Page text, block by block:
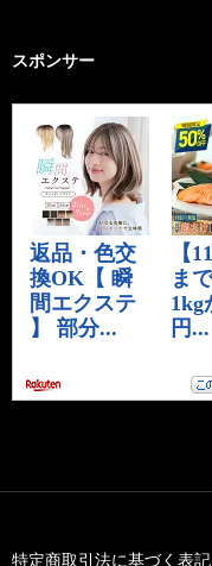
スポンサー
特定商取引法に基づく表記